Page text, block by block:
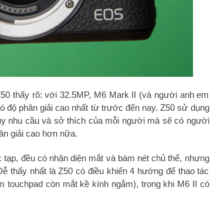
thấy rõ: với 32.5MP, M6 Mark II (và người anh em
phân giải cao nhất từ trước đến nay. Z50 sử dụng
nhu cầu và sở thích của mỗi người mà sẽ có người
giải cao hơn nữa.
đều có nhận diện mắt và bám nét chủ thể, nhưng
thấy nhất là Z50 có điều khiển 4 hướng để thao tác
touchpad còn mắt kề kính ngắm), trong khi M6 II có